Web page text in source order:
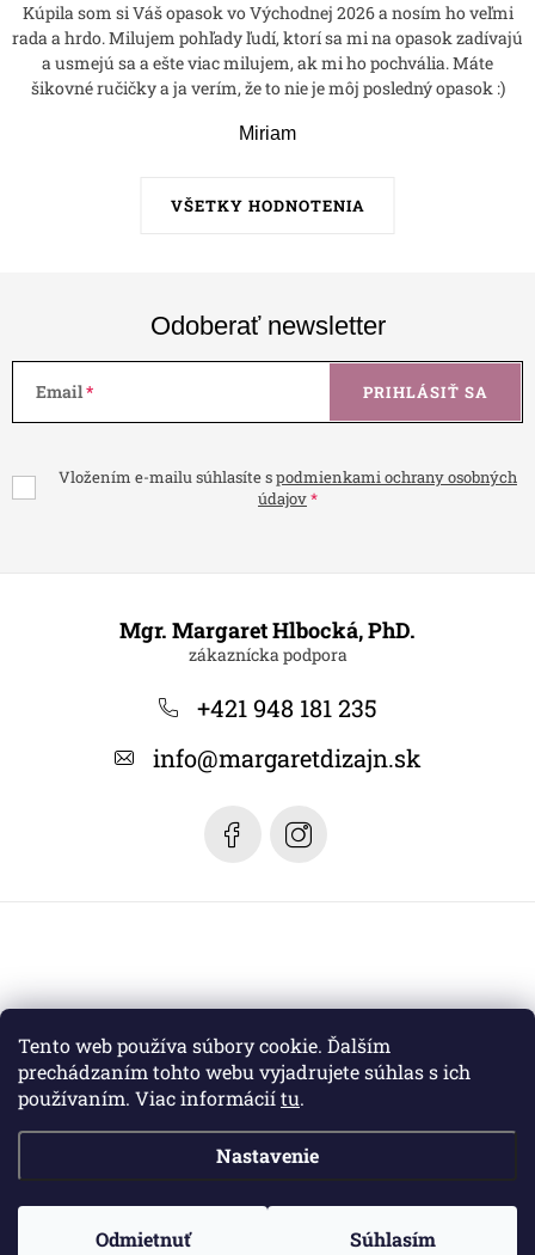
Tento web používa súbory cookie. Ďalším
prechádzaním tohto webu vyjadrujete súhlas s ich
používaním. Viac informáciítu.
Nastavenie
Odmietnuť Súhlasím
VŠETKY HODNOTENIA
Kúpila som si Váš opasok vo Východnej 2026 a nosím ho veľmi
rada a hrdo. Milujem pohľady ľudí, ktorí sa mi na opasok zadívajú
a usmejú sa a ešte viac milujem, ak mi ho pochvália. Máte
šikovné ručičky a ja verím, že to nie je môj posledný opasok :)
Miriam
Odoberať newsletter
Email
Vložením e-mailu súhlasíte spodmienkami ochrany osobných
údajov
PRIHLÁSIŤ SA
Mgr. Margaret Hlbocká, PhD.
+421 948 181 235
info@margaretdizajn.sk
Copyright 2026Margaret dizajn. Všetky práva vyhradené.